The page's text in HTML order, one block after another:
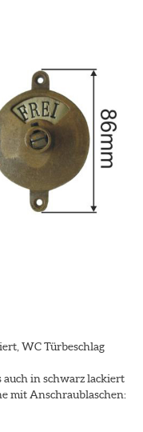
WC Türbeschlag
in schwarz lackiert
mit Anschraublaschen: